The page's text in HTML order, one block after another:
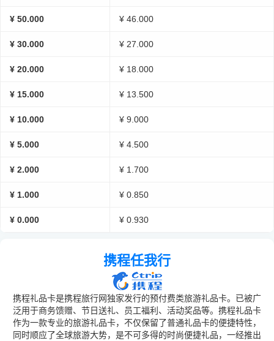
¥ 50.000 ¥ 46.000
¥ 30.000 ¥ 27.000
¥ 20.000 ¥ 18.000
¥ 15.000 ¥ 13.500
¥ 10.000 ¥ 9.000
¥ 5.000 ¥ 4.500
¥ 2.000 ¥ 1.700
¥ 1.000 ¥ 0.850
¥ 0.000 ¥ 0.930
携程任我行
携程礼品卡是携程旅行网独家发行的预付费类旅游礼品卡。已被广
泛用于商务馈赠、节日送礼、员工福利、活动奖品等。携程礼品卡
作为一款专业的旅游礼品卡，不仅保留了普通礼品卡的便捷特性，
同时顺应了全球旅游大势，是不可多得的时尚便捷礼品，一经推出